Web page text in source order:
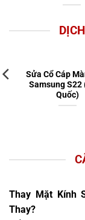
Sửa Cổ Cáp
Samsung S22
Quốc)
Thay Mặt Kính
Thay?